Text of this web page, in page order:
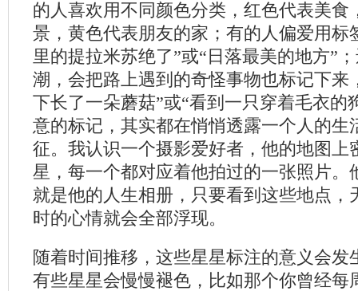
的人喜欢用不同颜色分类，红色代表美食
景，黄色代表朋友的家；有的人偏爱用标
里的提拉米苏绝了”或“日落最美的地方”
潮，会把路上遇到的奇怪事物也标记下来
下长了一朵蘑菇”或“看到一只穿着毛衣的
意的标记，其实都在悄悄透露一个人的生
征。我认识一个摄影爱好者，他的地图上
星，每一个都对应着他拍过的一张照片。
就是他的人生相册，只要看到这些地点，
时的心情就会全部浮现。
随着时间推移，这些星星标注的意义会发
有些星星会慢慢褪色，比如那个你曾经每